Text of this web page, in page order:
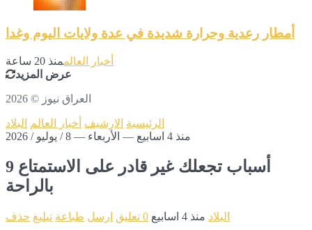
أمطار رعدية وحرارة شديدة في عدة ولايات اليوم وغدا
أخبار العالممنذ 20 ساعة
عرض المزيد
2026 © العراق نيوز
الرئيسية الارشيف أخبار العالم
البلاد
منذ 4 اسابيع — الأربعاء — 8 / يوليو / 2026
9 أسباب تجعلك غير قادر على الاستمتاع
بالراحة
البلاد منذ 4 اسابيع 0 تعليق ارسل طباعة تبليغ حذف